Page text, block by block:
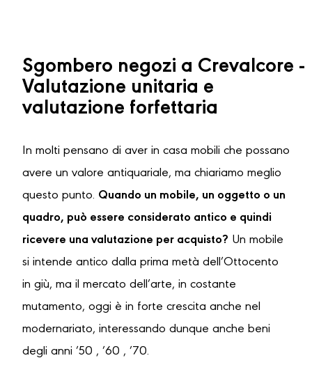
Sgombero negozi a Crevalcore -
Valutazione unitaria e
valutazione forfettaria
In molti pensano di aver in casa mobili che possano
avere un valore antiquariale, ma chiariamo meglio
questo punto. Quando un mobile, un oggetto o un
quadro, può essere considerato antico e quindi
ricevere una valutazione per acquisto? Un mobile
si intende antico dalla prima metà dell’Ottocento
in giù, ma il mercato dell’arte, in costante
mutamento, oggi è in forte crescita anche nel
modernariato, interessando dunque anche beni
degli anni ’50 , ’60 , ’70.